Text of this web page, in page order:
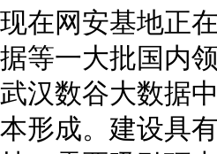
现在网安基地正
据等一大批国内
武汉数谷大数据
本形成。建设具